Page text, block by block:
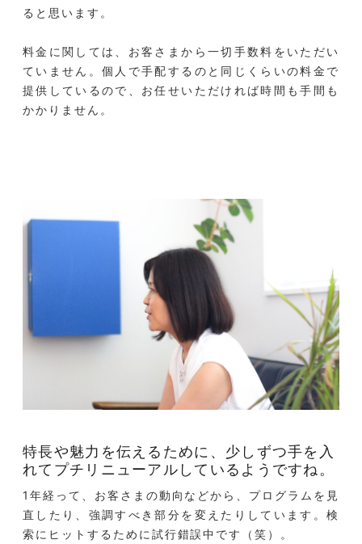
ると思います。
料金に関しては、お客さまから一切手数料をいただい
ていません。個人で手配するのと同じくらいの料金で
提供しているので、お任せいただければ時間も手間も
かかりません。
特長や魅力を伝えるために、少しずつ手を入
れてプチリニューアルしているようですね。
1年経って、お客さまの動向などから、プログラムを見
直したり、強調すべき部分を変えたりしています。検
索にヒットするために試行錯誤中です（笑）。